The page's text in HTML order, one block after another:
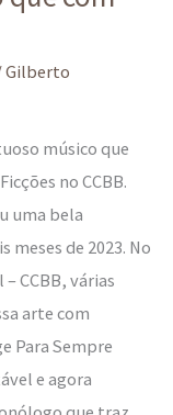
Gilberto
músico que
no CCBB.
uma bela
de 2023. No
CCBB, várias
arte com
Para Sempre
e agora